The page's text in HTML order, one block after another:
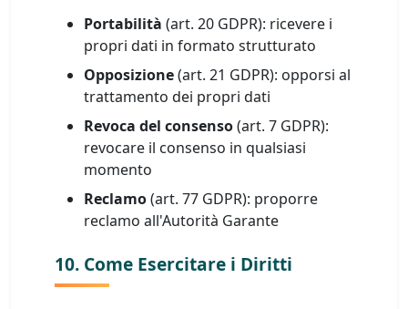
Portabilità (art. 20 GDPR): ricevere i
propri dati in formato strutturato
Opposizione(art. 21 GDPR): opporsi al
trattamento dei propri dati
Revoca del consenso(art. 7 GDPR):
revocare il consenso in qualsiasi
momento
Reclamo(art. 77 GDPR): proporre
reclamo all'Autorità Garante
10. Come Esercitare i Diritti